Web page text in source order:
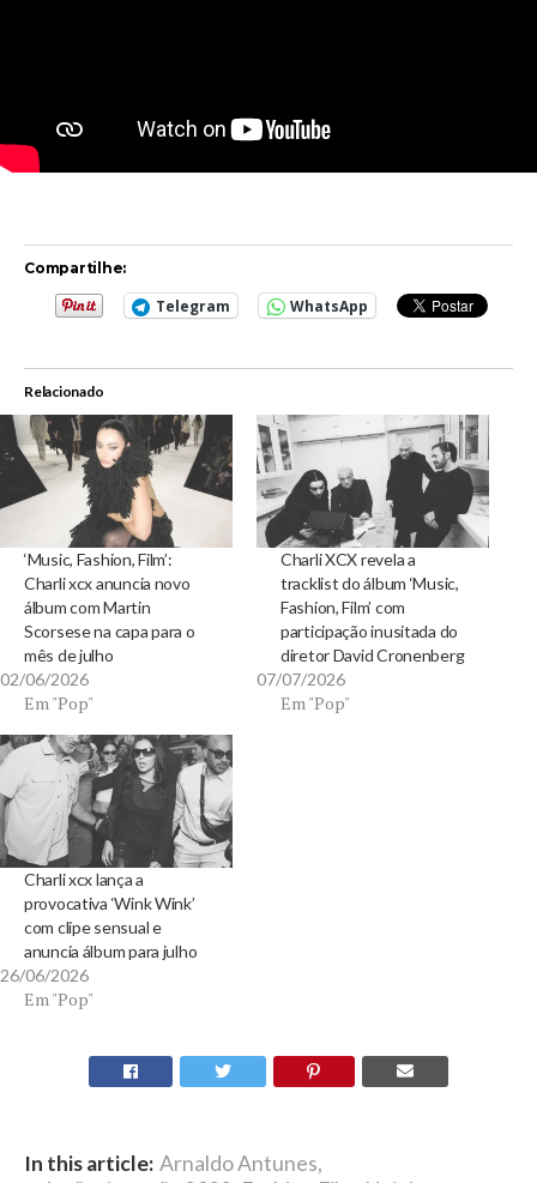
Compartilhe:
Telegram WhatsApp
Relacionado
‘Music, Fashion, Film’:
Charli xcx anuncia novo
álbum com Martin
Scorsese na capa para o
mês de julho
02/06/2026
Em "Pop"
Charli XCX revela a
tracklist do álbum ‘Music,
Fashion, Film’ com
participação inusitada do
diretor David Cronenberg
07/07/2026
Em "Pop"
Charli xcx lança a
provocativa ‘Wink Wink’
com clipe sensual e
anuncia álbum para julho
26/06/2026
Em "Pop"
In this article: Arnaldo Antunes,